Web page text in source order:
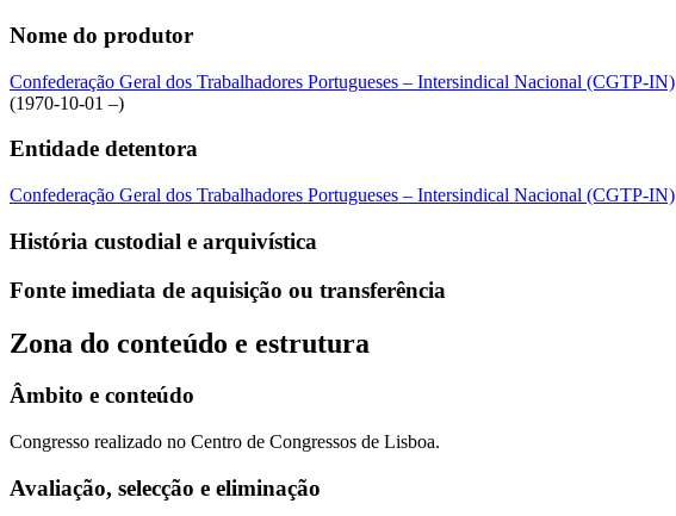
Nome do produtor
Confederação Geral dos Trabalhadores Portugueses – Intersindical Nacional (CGTP-IN)
(1970-10-01 –)
Entidade detentora
Confederação Geral dos Trabalhadores Portugueses – Intersindical Nacional (CGTP-IN)
História custodial e arquivística
Fonte imediata de aquisição ou transferência
Zona do conteúdo e estrutura
Âmbito e conteúdo
Congresso realizado no Centro de Congressos de Lisboa.
Avaliação, selecção e eliminação